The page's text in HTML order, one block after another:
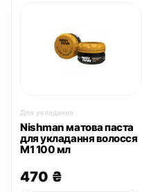
Для укладання
Nishman матова паста
для укладання волосся
М1 100 мл
470 ₴